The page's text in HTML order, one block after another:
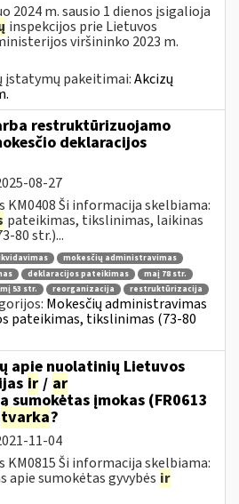
2024 m. sausio 1 dienos įsigalioja
inspekcijos prie Lietuvos
viršininko 2023 m.
įstatymų pakeitimai:Akcizų
restruktūrizuojamo
deklaracijos
08-27
KM0408 Ši informacija skelbiama:
pateikimas, tikslinimas, laikinas
80 str.)...
mokesčių administravimas
deklaracijos pateikimas
maį 78 str.
53 str. reorganizacija restruktūrizacija
Mokesčių administravimas
pateikimas, tikslinimas (73-80
apie nuolatinių Lietuvos
ir / ar
sumokėtas įmokas (FR0613
tvarka?
11-04
KM0815 Ši informacija skelbiama:
apie sumokėtas gyvybės ir